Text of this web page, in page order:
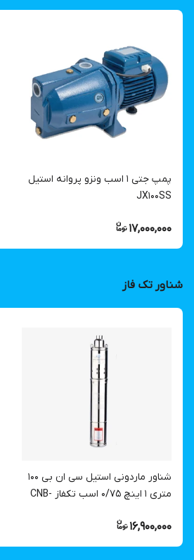
پمپ جتی ۱ اسب ونزو پروانه استیل
JX100SS
17,000,000
شناور تک فاز
شناور ماردونی استیل سی ان بی 100
متری ۱ اینچ 0/75 اسب تکفاز CNB-
16,900,000